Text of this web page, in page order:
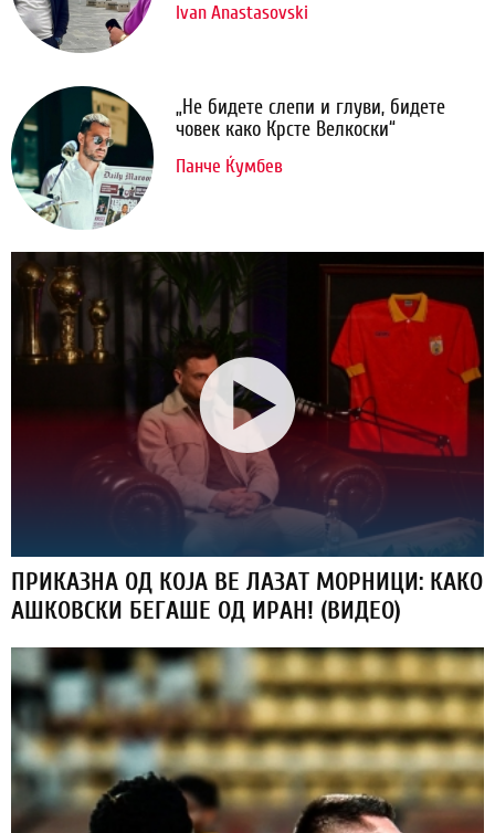
Ivan Anastasovski
„Не бидете слепи и глуви, бидете
човек како Крсте Велкоски“
Панче Ќумбев
ПРИКАЗНА ОД КОЈА ВЕ ЛАЗАТ МОРНИЦИ: КАКО
АШКОВСКИ БЕГАШЕ ОД ИРАН! (ВИДЕО)